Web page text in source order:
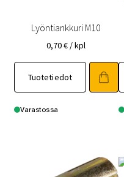
Lyöntiankkuri M10
0,70€ / kpl
Tuotetiedot
Varastossa